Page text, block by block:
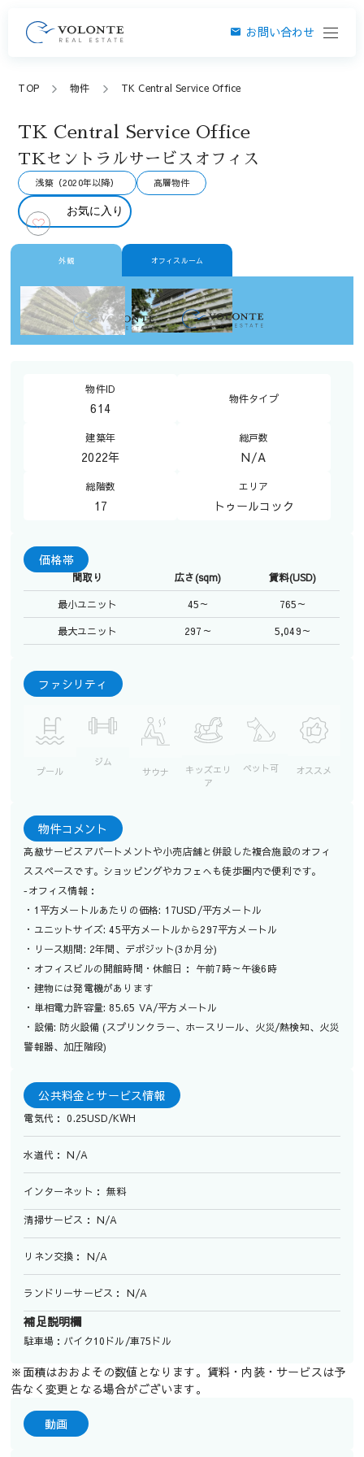
お問い合わせ
TOP 物件 TK Central Service Office
TK Central Service Office
TKセントラルサービスオフィス
浅築（2020年以降） 高層物件
お気に入り
外観 オフィスルーム
物件ID
614
物件タイプ
建築年
2022年
総戸数
N/A
総階数
17
エリア
トゥールコック
価格帯
間取り 広さ(sqm) 賃料(USD)
最小ユニット 45～ 765～
最大ユニット 297～ 5,049～
ファシリティ
プール
ジム
サウナ
キッズエリ
ア
ペット可 オススメ
物件コメント
高級サービスアパートメントや小売店舗と併設した複合施設のオフィ
ススペースです。ショッピングやカフェへも徒歩圏内で便利です。
‐オフィス情報：
・1平方メートルあたりの価格: 17USD/平方メートル
・ユニットサイズ: 45平方メートルから297平方メートル
・リース期間: 2年間、デポジット(3か月分)
・オフィスビルの開館時間・休館日： 午前7時～午後6時
・建物には発電機があります
・単相電力許容量: 85.65 VA/平方メートル
・設備: 防火設備 (スプリンクラー、ホースリール、火災/熱検知、火災
警報器、加圧階段)
公共料金とサービス情報
電気代： 0.25USD/KWH
水道代： N/A
インターネット： 無料
清掃サービス： N/A
リネン交換： N/A
ランドリーサービス： N/A
補足説明欄
駐車場：バイク10ドル/車75ドル
※面積はおおよその数値となります。賃料・内装・サービスは予
告なく変更となる場合がございます。
動画